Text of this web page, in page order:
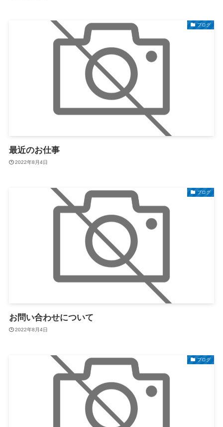
ブログ
最近のお仕事
2022年8月4日
ブログ
お問い合わせについて
2022年8月4日
ブログ